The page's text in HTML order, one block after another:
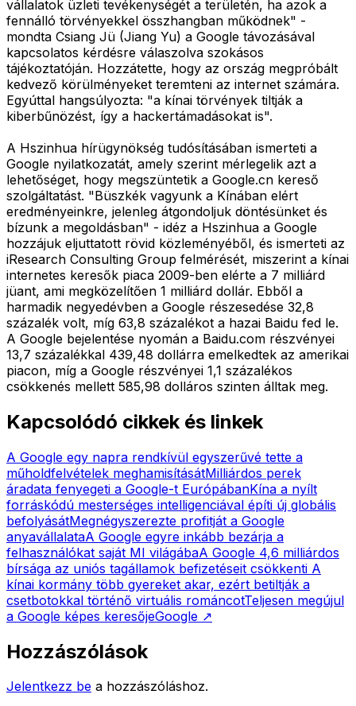
vállalatok üzleti tevékenységét a területén, ha azok a
fennálló törvényekkel összhangban működnek" -
mondta Csiang Jü (Jiang Yu) a Google távozásával
kapcsolatos kérdésre válaszolva szokásos
tájékoztatóján. Hozzátette, hogy az ország megpróbált
kedvező körülményeket teremteni az internet számára.
Egyúttal hangsúlyozta: "a kínai törvények tiltják a
kiberbűnözést, így a hackertámadásokat is".
A Hszinhua hírügynökség tudósításában ismerteti a
Google nyilatkozatát, amely szerint mérlegelik azt a
lehetőséget, hogy megszüntetik a Google.cn kereső
szolgáltatást. "Büszkék vagyunk a Kínában elért
eredményeinkre, jelenleg átgondoljuk döntésünket és
bízunk a megoldásban" - idéz a Hszinhua a Google
hozzájuk eljuttatott rövid közleményéből, és ismerteti az
iResearch Consulting Group felmérését, miszerint a kínai
internetes keresők piaca 2009-ben elérte a 7 milliárd
jüant, ami megközelítően 1 milliárd dollár. Ebből a
harmadik negyedévben a Google részesedése 32,8
százalék volt, míg 63,8 százalékot a hazai Baidu fed le.
A Google bejelentése nyomán a Baidu.com részvényei
13,7 százalékkal 439,48 dollárra emelkedtek az amerikai
piacon, míg a Google részvényei 1,1 százalékos
csökkenés mellett 585,98 dolláros szinten álltak meg.
Kapcsolódó cikkek és linkek
A Google egy napra rendkívül egyszerűvé tette a
műholdfelvételek meghamisításátMilliárdos perek
áradata fenyegeti a Google-t EurópábanKína a nyílt
forráskódú mesterséges intelligenciával építi új globális
befolyásátMegnégyszerezte profitját a Google
anyavállalataA Google egyre inkább bezárja a
felhasználókat saját MI világábaA Google 4,6 milliárdos
bírsága az uniós tagállamok befizetéseit csökkenti A
kínai kormány több gyereket akar, ezért betiltják a
csetbotokkal történő virtuális románcotTeljesen megújul
a Google képes keresőjeGoogle ↗
Hozzászólások
Jelentkezz be a hozzászóláshoz.